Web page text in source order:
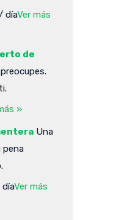
díaVer más
de
»
Una
pena
Ver más